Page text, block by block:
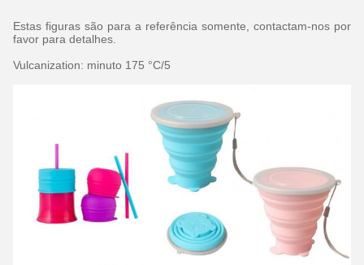
Estas figuras são para a referência somente, contactam-nos por
favor para detalhes.
Vulcanization: minuto 175 °C/5